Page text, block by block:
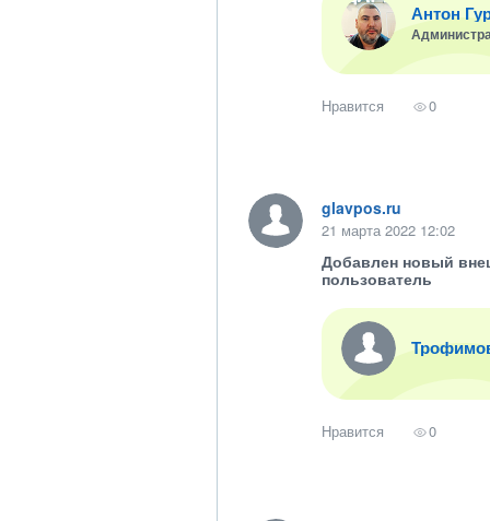
Антон
Нравится 0
glavpos.ru
21 марта 2022 12:02
Добавлен новый
пользователь
Нравится 0